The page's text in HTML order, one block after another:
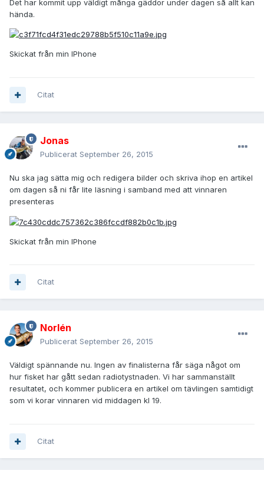
Det har kommit upp väldigt många gäddor under dagen så allt kan
hända.
Skickat från min IPhone
Citat
Jonas
Publicerat September 26, 2015
Nu ska jag sätta mig och redigera bilder och skriva ihop en artikel
om dagen så ni får lite läsning i samband med att vinnaren
presenteras
Skickat från min IPhone
Citat
Norlén
Publicerat September 26, 2015
Väldigt spännande nu. Ingen av finalisterna får säga något om
hur fisket har gått sedan radiotystnaden. Vi har sammanställt
resultatet, och kommer publicera en artikel om tävlingen samtidigt
som vi korar vinnaren vid middagen kl 19.
Citat